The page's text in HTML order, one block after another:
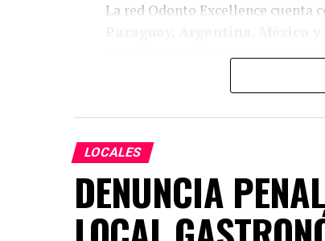
La red Odonto Excellence cuenta
El crimen
La víctima fue
estacionaba su vehículo en la
dos hombres en motocicleta lo
dominado y asesinado a
LOCALES
DENUNCIA